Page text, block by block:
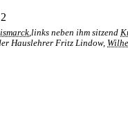
,links neben ihm sitzend
Hauslehrer Fritz Lindow,